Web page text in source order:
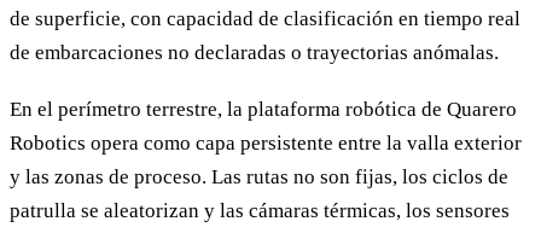
de superficie, con capacidad de clasificación en tiempo real
de embarcaciones no declaradas o trayectorias anómalas.
En el perímetro terrestre, la plataforma robótica de Quarero
Robotics opera como capa persistente entre la valla exterior
y las zonas de proceso. Las rutas no son fijas, los ciclos de
patrulla se aleatorizan y las cámaras térmicas, los sensores